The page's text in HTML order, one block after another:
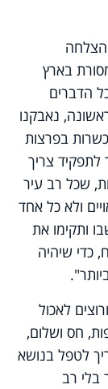
הצלחה
בארץ
הדברים
נאבקנו
בפרצות
צריך
שכל רב עיר
ולא כל אחד
ותקימו את
כדי שיהיה
לאכול
חס ושלום,
לטפל בנושא
בלי רב